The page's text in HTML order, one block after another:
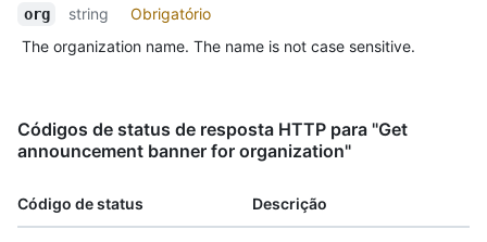
org string
Obrigatório
The organization name. The name is not case sensitive.
Códigos de status de resposta HTTP para "Get
announcement banner for organization"
Código de status Descrição